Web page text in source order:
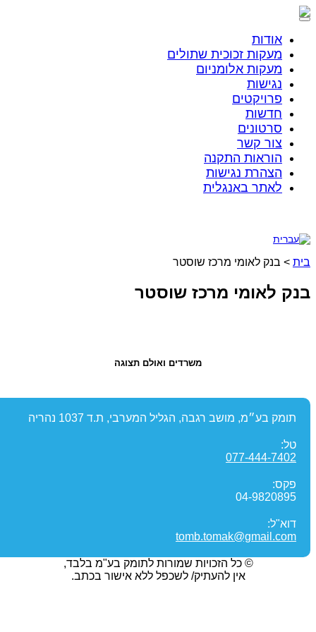
אודות
מעקות זכוכית שתולים​
מעקות אלומניום
נגישות
פרויקטים
חדשות
סרטונים
צור קשר
הוראות התקנה
הצהרת נגישות
לאתר באנגלית
>בנק לאומי מרכז שוסטר
לאומי מרכז שוסטר
משרדים ואולם תצוגה
תומק בע״מ, מושב רגבה, הגליל המערבי, ת.ד 1037 נהריה
077-444-7402
פקס:
04-9820895
דוא"ל:
tomb.tomak@gmail.com
© כל הזכויות שמורות לתומק בע"מ בלבד,
אין להעתיק/ לשכפל ללא אישור בכתב.